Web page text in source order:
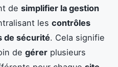
de simplifier la gestion
les contrôles
de sécurité. Cela signifie
de gérer plusieurs